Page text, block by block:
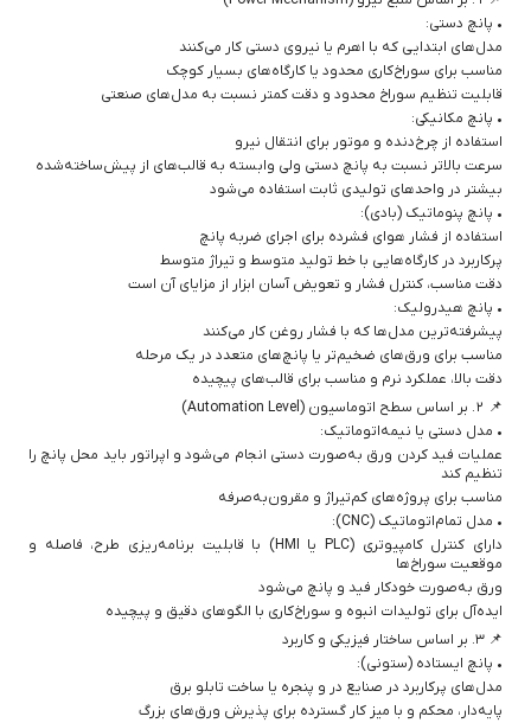
• پانچ دستی:
مدل‌های ابتدایی که با اهرم یا نیروی دستی کار می‌کنند
مناسب برای سوراخ‌کاری محدود یا کارگاه‌های بسیار کوچک
قابلیت تنظیم سوراخ محدود و دقت کمتر نسبت به مدل‌های صنعتی
• پانچ مکانیکی:
استفاده از چرخ‌دنده و موتور برای انتقال نیرو
سرعت بالاتر نسبت به پانچ دستی ولی وابسته به قالب‌های از پیش‌ساخته‌شده
بیشتر در واحدهای تولیدی ثابت استفاده می‌شود
• پانچ پنوماتیک (بادی):
استفاده از فشار هوای فشرده برای اجرای ضربه پانچ
پرکاربرد در کارگاه‌هایی با خط تولید متوسط و تیراژ متوسط
دقت مناسب، کنترل فشار و تعویض آسان ابزار از مزایای آن است
• پانچ هیدرولیک:
پیشرفته‌ترین مدل‌ها که با فشار روغن کار می‌کنند
مناسب برای ورق‌های ضخیم‌تر یا پانچ‌های متعدد در یک مرحله
دقت بالا، عملکرد نرم و مناسب برای قالب‌های پیچیده
📌 ۲. بر اساس سطح اتوماسیون (Automation Level)
• مدل دستی یا نیمه‌اتوماتیک:
عملیات فید کردن ورق به‌صورت دستی انجام می‌شود و اپراتور باید محل پانچ را
تنظیم کند
مناسب برای پروژه‌های کم‌تیراژ و مقرون‌به‌صرفه
• مدل تمام‌اتوماتیک (CNC):
دارای کنترل کامپیوتری (PLC یا HMI) با قابلیت برنامه‌ریزی طرح، فاصله و
موقعیت سوراخ‌ها
ورق به‌صورت خودکار فید و پانچ می‌شود
ایده‌آل برای تولیدات انبوه و سوراخ‌کاری با الگوهای دقیق و پیچیده
📌 ۳. بر اساس ساختار فیزیکی و کاربرد
• پانچ ایستاده (ستونی):
مدل‌های پرکاربرد در صنایع در و پنجره یا ساخت تابلو برق
پایه‌دار، محکم و با میز کار گسترده برای پذیرش ورق‌های بزرگ